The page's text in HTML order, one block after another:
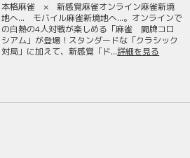
本格麻雀 × 新感覚麻雀オンライン麻雀新境
地へ... モバイル麻雀新境地へ...。オンラインで
の白熱の4人対戦が楽しめる「麻雀 闘牌コロ
シアム」が登場！スタンダードな「クラシック
対局」に加えて、新感覚「ド...詳細を見る